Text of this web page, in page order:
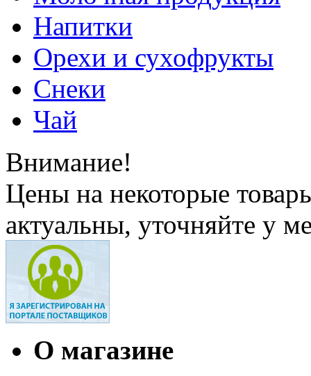
Напитки
Орехи и сухофрукты
Снеки
Чай
Внимание!
Цены на некоторые
актуальны, уточняйте у
О магазине